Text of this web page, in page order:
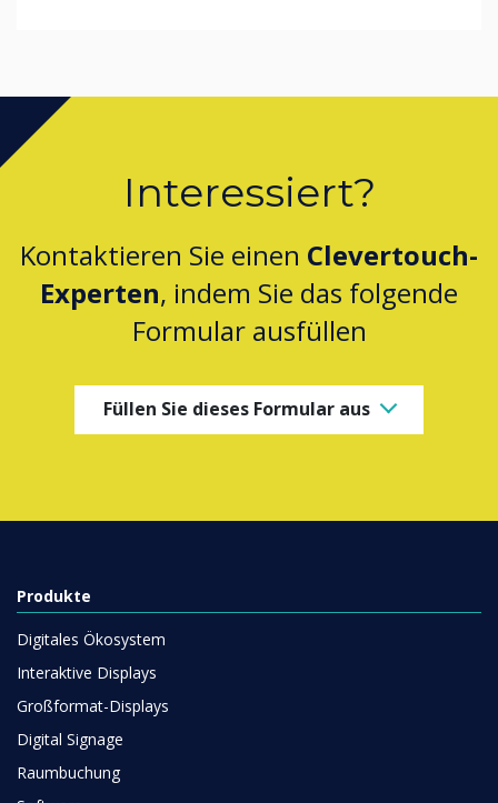
Interessiert?
Kontaktieren Sie einen Clevertouch-
Experten, indem Sie das folgende
Formular ausfüllen
Füllen Sie dieses Formular aus
Produkte
Digitales Ökosystem
Interaktive Displays
Großformat-Displays
Digital Signage
Raumbuchung